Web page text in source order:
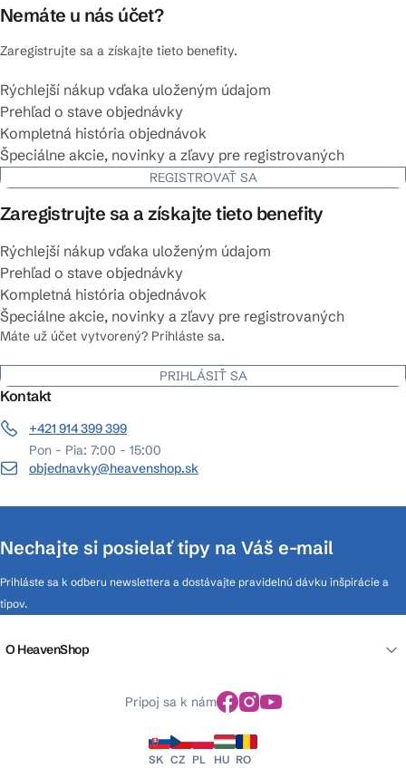
Nemáte u nás účet?
Zaregistrujte sa a získajte tieto benefity.
Rýchlejší nákup vďaka uloženým údajom
Prehľad o stave objednávky
Kompletná história objednávok
Špeciálne akcie, novinky a zľavy pre registrovaných
REGISTROVAŤ SA
Zaregistrujte sa a získajte tieto benefity
Rýchlejší nákup vďaka uloženým údajom
Prehľad o stave objednávky
Kompletná história objednávok
Špeciálne akcie, novinky a zľavy pre registrovaných
Máte už účet vytvorený? Prihláste sa.
PRIHLÁSIŤ SA
Kontakt
+421 914 399 399
Pon - Pia: 7:00 - 15:00
objednavky@heavenshop.sk
Nechajte si posielať tipy na Váš e-mail
Prihláste sa k odberu newslettera a dostávajte pravidelnú dávku inšpirácie a
tipov.
O HeavenShop
Pripoj sa k nám
SK CZ PL HU RO